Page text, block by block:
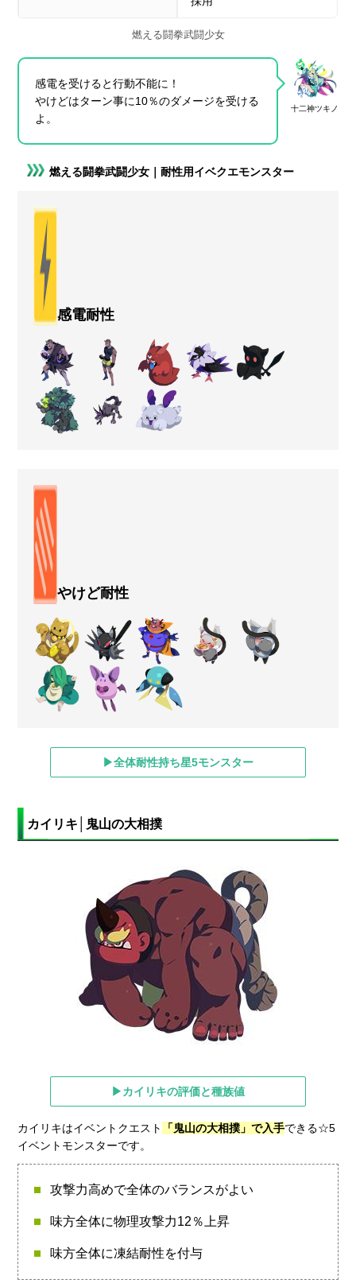
燃える闘拳武闘少女
十二神ツキノ
感電を受けると行動不能に！
やけどはターン事に10％のダメージを受ける
よ。
燃える闘拳武闘少女｜耐性用イベクエモンスター
感電耐性
やけど耐性
▶全体耐性持ち星5モンスター
カイリキ│鬼山の大相撲
▶カイリキの評価と種族値
カイリキはイベントクエスト 「鬼山の大相撲」で入手できる☆5
イベントモンスターです。
攻撃力高めで全体のバランスがよい
味方全体に物理攻撃力12％上昇
味方全体に凍結耐性を付与